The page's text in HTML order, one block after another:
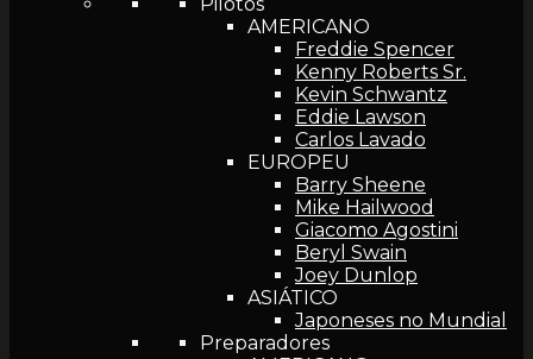
AMERICANO
Freddie Spencer
Kenny Roberts Sr.
Kevin Schwantz
Eddie Lawson
Carlos Lavado
EUROPEU
Barry Sheene
Mike Hailwood
Giacomo Agostini
Beryl Swain
Joey Dunlop
ASIÁTICO
Japoneses no Mundial
Preparadores